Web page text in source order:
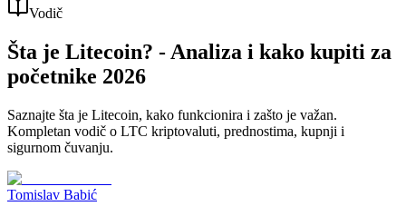
Vodič
Šta je Litecoin? - Analiza i kako kupiti za
početnike 2026
Saznajte šta je Litecoin, kako funkcionira i zašto je važan.
Kompletan vodič o LTC kriptovaluti, prednostima, kupnji i
sigurnom čuvanju.
Tomislav Babić